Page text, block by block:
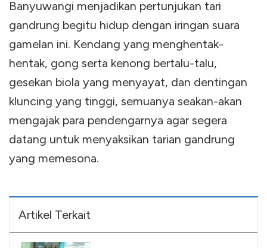
Banyuwangi menjadikan pertunjukan tari
gandrung begitu hidup dengan iringan suara
gamelan ini. Kendang yang menghentak-
hentak, gong serta kenong bertalu-talu,
gesekan biola yang menyayat, dan dentingan
kluncing yang tinggi, semuanya seakan-akan
mengajak para pendengarnya agar segera
datang untuk menyaksikan tarian gandrung
yang memesona.
Artikel Terkait